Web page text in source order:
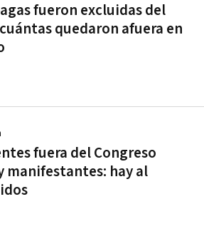
fueron excluidas del
quedaron afuera en
fuera del Congreso
manifestantes: hay al